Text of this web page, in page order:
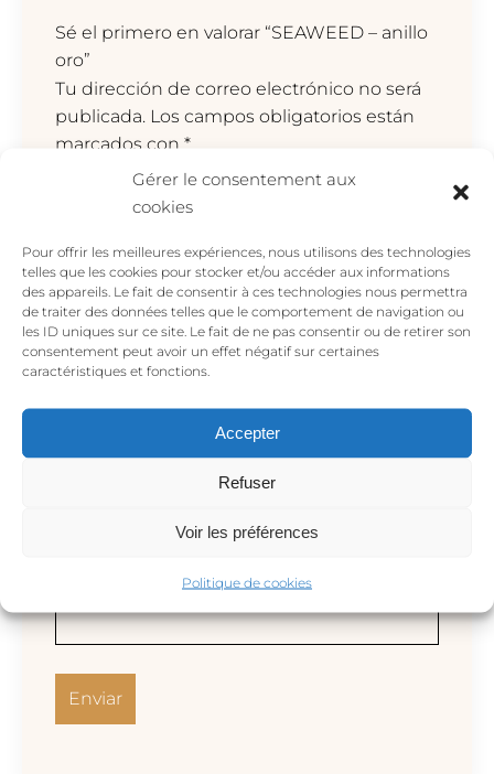
Gérer le consentement aux
cookies
Pour offrir les meilleures expériences, nous utilisons des technologies
telles que les cookies pour stocker et/ou accéder aux informations
des appareils. Le fait de consentir à ces technologies nous permettra
de traiter des données telles que le comportement de navigation ou
les ID uniques sur ce site. Le fait de ne pas consentir ou de retirer son
consentement peut avoir un effet négatif sur certaines
caractéristiques et fonctions.
Accepter
Refuser
Voir les préférences
Politique de cookies
Sé el primero en valorar “SEAWEED – anillo
oro”
Tu dirección de correo electrónico no será
publicada. Los campos obligatorios están
marcados con *
Tu valoración*